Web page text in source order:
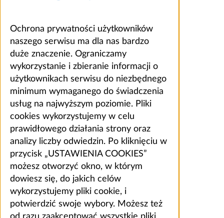
Ochrona prywatności użytkowników
naszego serwisu ma dla nas bardzo
duże znaczenie. Ograniczamy
wykorzystanie i zbieranie informacji o
użytkownikach serwisu do niezbędnego
minimum wymaganego do świadczenia
usług na najwyższym poziomie. Pliki
cookies wykorzystujemy w celu
prawidłowego działania strony oraz
analizy liczby odwiedzin. Po kliknięciu w
przycisk „USTAWIENIA COOKIES”
możesz otworzyć okno, w którym
dowiesz się, do jakich celów
wykorzystujemy pliki cookie, i
potwierdzić swoje wybory. Możesz też